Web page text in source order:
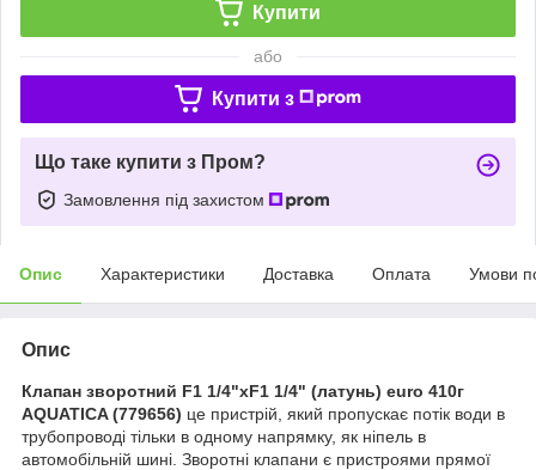
Купити
або
Купити з
Що таке купити з Пром?
Замовлення під захистом
Опис Характеристики Доставка Оплата Умови
Опис
Клапан зворотний F1 1/4"xF1 1/4" (латунь) euro 410г
AQUATICA (779656) це пристрій, який пропускає потік води в
трубопроводі тільки в одному напрямку, як ніпель в
автомобільній шині. Зворотні клапани є пристроями прямої